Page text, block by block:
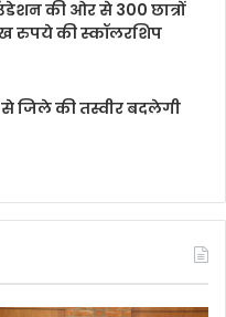
की ओर से 300 छात्रों
रुपये की स्कॉलरशिप
जिले की तस्वीर बदलेगी